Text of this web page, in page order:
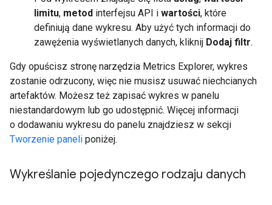
limitu, metod interfejsu API i wartości, które
definiują dane wykresu. Aby użyć tych informacji do
zawężenia wyświetlanych danych, kliknij Dodaj filtr.
Gdy opuścisz stronę narzędzia Metrics Explorer, wykres
zostanie odrzucony, więc nie musisz usuwać niechcianych
artefaktów. Możesz też zapisać wykres w panelu
niestandardowym lub go udostępnić. Więcej informacji
o dodawaniu wykresu do panelu znajdziesz w sekcji
Tworzenie paneli poniżej.
Wykreślanie pojedynczego rodzaju danych